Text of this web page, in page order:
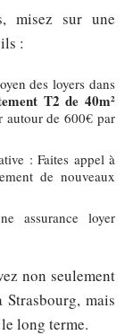
misez sur une
:
des loyers dans
T2 de 40m²
autour de 600€ par
: Faites appel à
de nouveaux
assurance loyer
non seulement
mais
long terme.